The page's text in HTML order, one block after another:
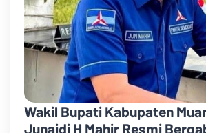
Wakil Bupati Kabupaten
Junaidi H Mahir Resmi